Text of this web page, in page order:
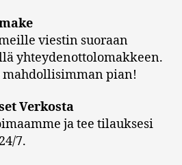
viestin suoraan
yhteydenottolomakkeen.
mahdollisimman pian!
Verkosta
ja tee tilauksesi
7.